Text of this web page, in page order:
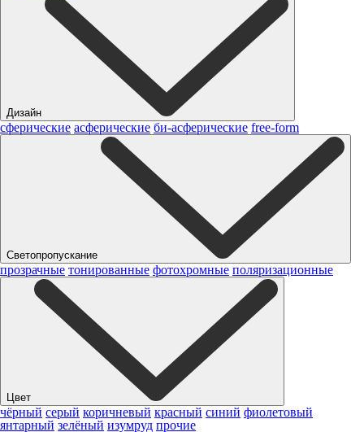
Дизайн
сферические асферические би-асферические free-form
Светопропускание
прозрачные тонированные фотохромные поляризационные
Цвет
чёрный серый коричневый красный синий фиолетовый
янтарный зелёный изумруд прочие